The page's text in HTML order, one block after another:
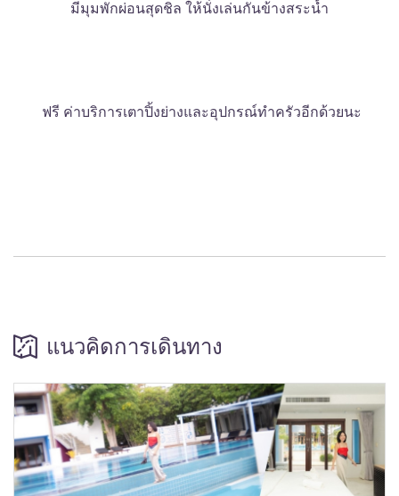
มีมุมพักผ่อนสุดชิล ให้นั่งเล่นกันข้างสระน้ำ
ฟรี ค่าบริการเตาปิ้งย่างและอุปกรณ์ทำครัวอีกด้วยนะ
แนวคิดการเดินทาง